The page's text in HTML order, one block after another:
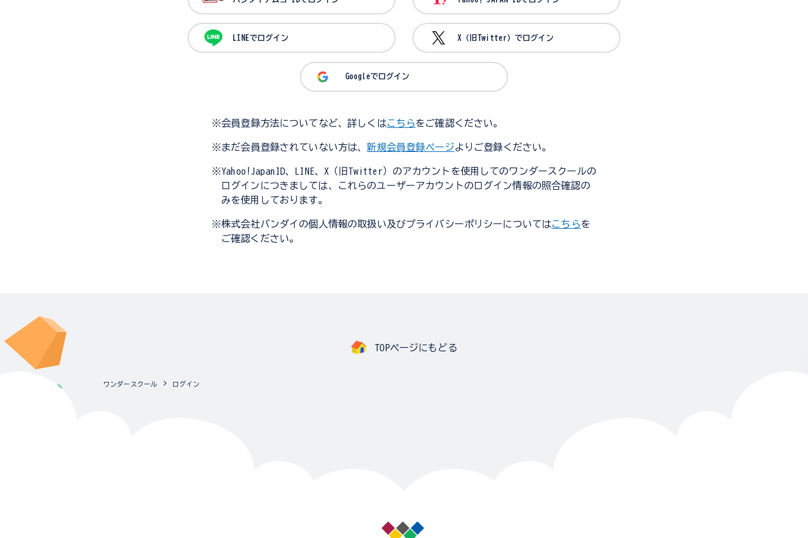
LINEでログイン X（旧Twitter）でログイン
Googleでログイン
※会員登録方法についてなど、詳しくはこちらをご確認ください。
※まだ会員登録されていない方は、新規会員登録ページよりご登録ください。
※Yahoo!JapanID、LINE、X（旧Twitter）のアカウントを使用してのワンダースクールの
ログインにつきましては、これらのユーザーアカウントのログイン情報の照合確認の
みを使用しております。
※株式会社バンダイの個人情報の取扱い及びプライバシーポリシーについてはこちらを
ご確認ください。
TOPページにもどる
ワンダースクール ログイン